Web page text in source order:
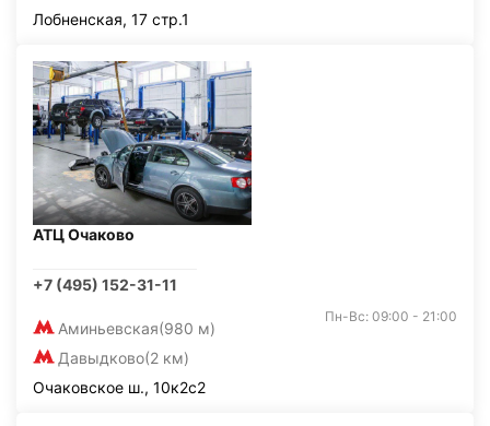
Лобненская, 17 стр.1
АТЦ Очаково
+7 (495) 152-31-11
Аминьевская(980 м)
Давыдково(2 км)
Пн-Вс: 09:00 - 21:00
Очаковское ш., 10к2с2